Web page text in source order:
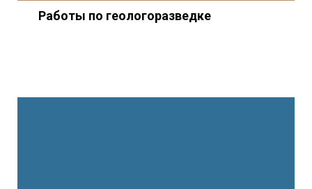
Работы по геологоразведке